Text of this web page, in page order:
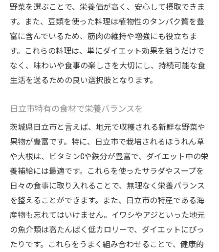
野菜を選ぶことで、栄養価が高く、安心して摂取できま
す。また、豆類を使った料理は植物性のタンパク質を豊
富に含んでいるため、筋肉の維持や増強にも役立ちま
す。これらの料理は、単にダイエット効果を狙うだけで
なく、味わいや食事の楽しさを大切にし、持続可能な食
生活を送るための良い選択肢となります。
日立市特有の食材で栄養バランスを
茨城県日立市と言えば、地元で収穫される新鮮な野菜や
果物が豊富です。特に、日立市で栽培されるほうれん草
や大根は、ビタミンCや鉄分が豊富で、ダイエット中の栄
養補給には最適です。これらを使ったサラダやスープを
日々の食事に取り入れることで、無理なく栄養バランス
を整えることができます。また、日立市の特産である海
産物も忘れてはいけません。イワシやアジといった地元
の魚介類は高たんぱく低カロリーで、ダイエットにぴっ
たりです。これらをうまく組み合わせることで、健康的